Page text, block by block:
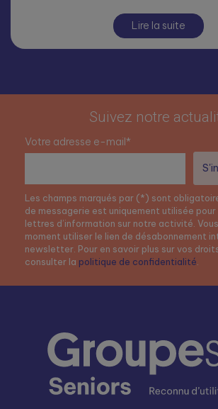
Lire la suite
Suivez notre
Votre adresse e-mail*
Les champs marqués par (*) sont
de messagerie est uniquement utilisée pour
lettres d’information sur notre activité.
moment utiliser le lien de désabonnement
newsletter. Pour en savoir plus sur vos
consulter la politique de confidentialité.